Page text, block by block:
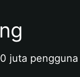
juta pengguna